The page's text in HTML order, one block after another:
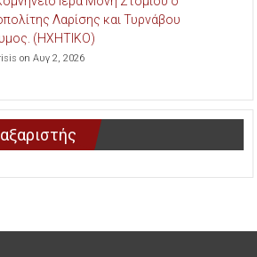
Λαρίσης και Τυρνάβου
(ΗΧΗΤΙΚΟ)
on Αυγ 2, 2026